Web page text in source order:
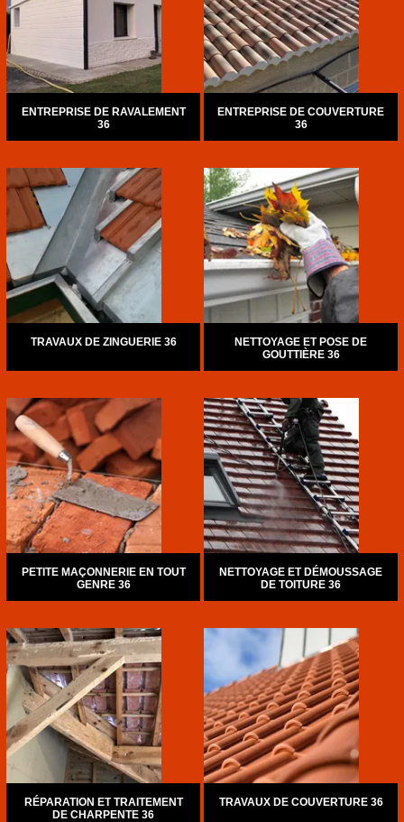
ENTREPRISE DE RAVALEMENT
36
ENTREPRISE DE COUVERTURE
36
TRAVAUX DE ZINGUERIE 36
NETTOYAGE ET POSE DE
GOUTTIÈRE 36
PETITE MAÇONNERIE EN TOUT
GENRE 36
NETTOYAGE ET DÉMOUSSAGE
DE TOITURE 36
RÉPARATION ET TRAITEMENT
DE CHARPENTE 36
TRAVAUX DE COUVERTURE 36